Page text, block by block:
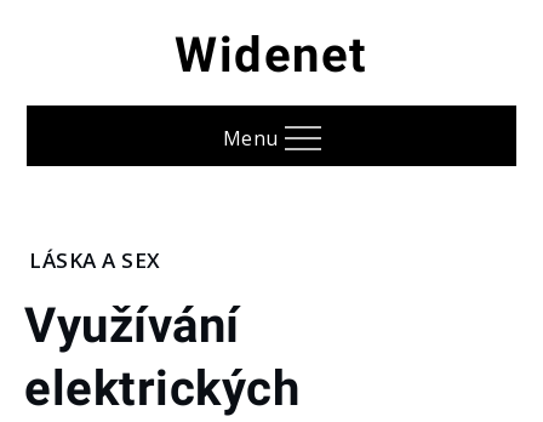
Widenet
Menu
Home
a
sex
Využívání
elektrických
LÁSKA A SEX
Využívání
elektrických